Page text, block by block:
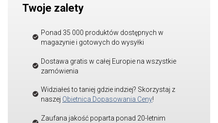
Twoje zalety
Ponad 35 000 produktów dostępnych w
magazynie i gotowych do wysyłki
Dostawa gratis w całej Europie na wszystkie
zamówienia
Widziałeś to taniej gdzie indziej? Skorzystaj z
naszej Obietnica Dopasowania Ceny!
Zaufana jakość poparta ponad 20-letnim